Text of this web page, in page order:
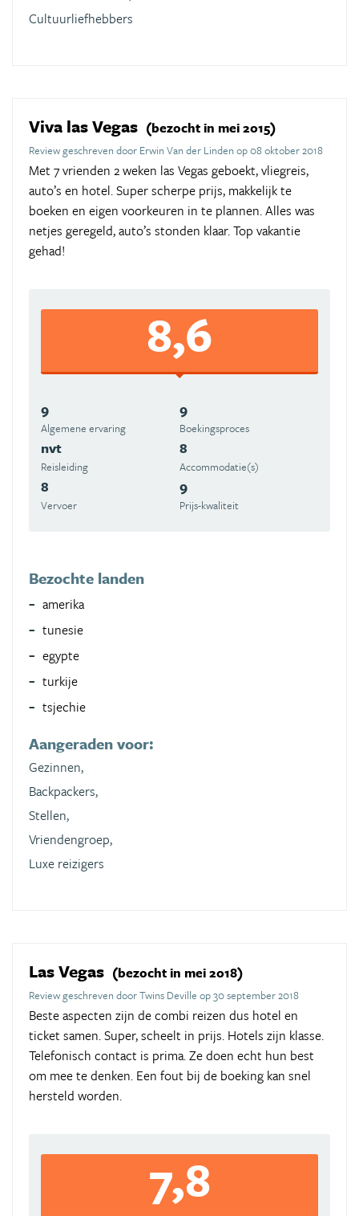
Cultuurliefhebbers
Viva las Vegas (bezocht in mei 2015)
Review geschreven door Erwin Van der Linden op 08 oktober 2018
Met 7 vrienden 2 weken las Vegas geboekt, vliegreis,
auto’s en hotel. Super scherpe prijs, makkelijk te
boeken en eigen voorkeuren in te plannen. Alles was
netjes geregeld, auto’s stonden klaar. Top vakantie
gehad!
8,6
9
Algemene ervaring
9
Boekingsproces
nvt
Reisleiding
8
Accommodatie(s)
8
Vervoer
9
Prijs-kwaliteit
Bezochte landen
amerika
tunesie
egypte
turkije
tsjechie
Aangeraden voor:
Gezinnen,
Backpackers,
Stellen,
Vriendengroep,
Luxe reizigers
Las Vegas (bezocht in mei 2018)
Review geschreven door Twins Deville op 30 september 2018
Beste aspecten zijn de combi reizen dus hotel en
ticket samen. Super, scheelt in prijs. Hotels zijn klasse.
Telefonisch contact is prima. Ze doen echt hun best
om mee te denken. Een fout bij de boeking kan snel
hersteld worden.
7,8